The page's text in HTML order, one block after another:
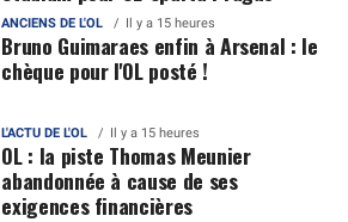
ANCIENS DE L'OL Il y a 15 heures
Bruno Guimaraes enfin à Arsenal : le
chèque pour l'OL posté !
L'ACTU DE L'OL Il y a 15 heures
OL : la piste Thomas Meunier
abandonnée à cause de ses
exigences financières